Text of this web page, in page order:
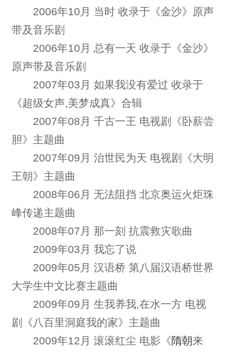
2006年10月 当时 收录于《金沙》原声
带及音乐剧
2006年10月 总有一天 收录于《金沙》
原声带及音乐剧
2007年03月 如果我没有爱过 收录于
《超级女声,美梦成真》合辑
2007年08月 千古一王 电视剧《卧薪尝
胆》主题曲
2007年09月 治世民为天 电视剧《大明
王朝》主题曲
2008年06月 无法阻挡 北京奥运火炬珠
峰传递主题曲
2008年07月 那一刻 抗震救灾歌曲
2009年03月 我忘了说
2009年05月 汉语桥 第八届汉语桥世界
大学生中文比赛主题曲
2009年09月 生我养我,在水一方 电视
剧《八百里洞庭我的家》主题曲
2009年12月 滚滚红尘 电影《隋朝来